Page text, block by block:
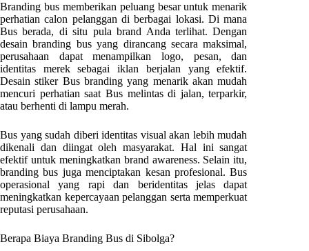
Branding bus memberikan peluang besar untuk menarik
perhatian calon pelanggan di berbagai lokasi. Di mana
Bus berada, di situ pula brand Anda terlihat. Dengan
desain branding bus yang dirancang secara maksimal,
perusahaan dapat menampilkan logo, pesan, dan
identitas merek sebagai iklan berjalan yang efektif.
Desain stiker Bus branding yang menarik akan mudah
mencuri perhatian saat Bus melintas di jalan, terparkir,
atau berhenti di lampu merah.
Bus yang sudah diberi identitas visual akan lebih mudah
dikenali dan diingat oleh masyarakat. Hal ini sangat
efektif untuk meningkatkan brand awareness. Selain itu,
branding bus juga menciptakan kesan profesional. Bus
operasional yang rapi dan beridentitas jelas dapat
meningkatkan kepercayaan pelanggan serta memperkuat
reputasi perusahaan.
Berapa Biaya Branding Bus di Sibolga?